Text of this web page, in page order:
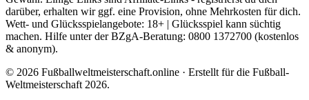
darüber, erhalten wir ggf. eine Provision, ohne Mehrkosten für dich.
Wett- und Glücksspielangebote: 18+ | Glücksspiel kann süchtig
machen. Hilfe unter der BZgA-Beratung: 0800 1372700 (kostenlos
& anonym).
© 2026 Fußballweltmeisterschaft.online · Erstellt für die Fußball-
Weltmeisterschaft 2026.